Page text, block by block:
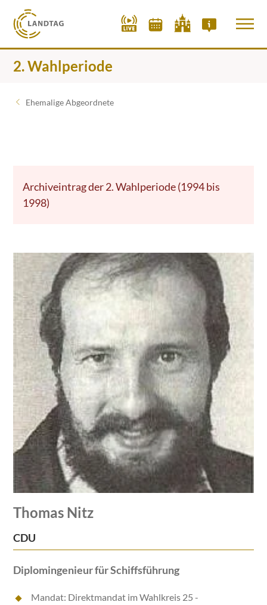
2. Wahlperiode
Ehemalige Abgeordnete
Archiveintrag der 2. Wahlperiode (1994 bis
1998)
Thomas Nitz
CDU
Diplomingenieur für Schiffsführung
Mandat: Direktmandat im Wahlkreis 25 -